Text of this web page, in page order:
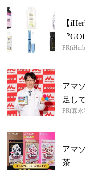
【
〝
アマ
足し
PR(森
アマ
茶